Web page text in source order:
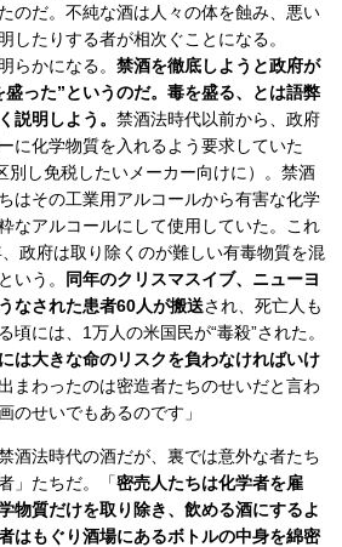
のだ。不純な酒は人々の体を蝕み、悪い
したりする者が相次ぐことになる。
らかになる。 禁酒を徹底しようと政府が
った”というのだ。毒を盛る、とは語弊
説明しよう。 禁酒法時代以前から、政府
に化学物質を入れるよう要求していた
別し免税したいメーカー向けに）。禁酒
はその工業用アルコールから有害な化学
なアルコールにして使用していた。これ
政府は取り除くのが難しい有毒物質を混
いう。 同年のクリスマスイブ、ニューヨ
なされた患者60人が搬送され、死亡人も
頃には、1万人の米国民が“毒殺”された。
は大きな命のリスクを負わなければいけ
まわったのは密造者たちのせいだと言わ
のせいでもあるのです」
酒法時代の酒だが、裏では意外な者たち
」たちだ。「密売人たちは化学者を雇
物質だけを取り除き、飲める酒にするよ
はもぐり酒場にあるボトルの中身を綿密